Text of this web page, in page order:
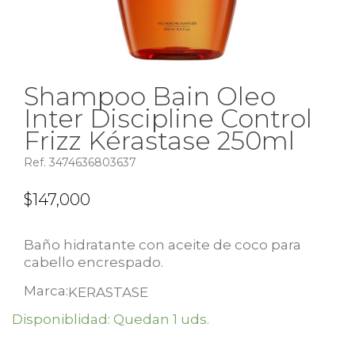
Shampoo Bain Oleo
Inter Discipline Control
Frizz Kérastase 250ml
Ref. 3474636803637
$147,000
Baño hidratante con aceite de coco para
cabello encrespado.
Marca:KERASTASE
Disponiblidad: Quedan 1 uds.